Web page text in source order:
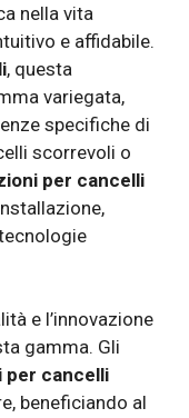
nella vita
e affidabile.
, questa
variegata,
specifiche di
scorrevoli o
per cancelli
e l’innovazione
gamma. Gli
per cancelli
beneficiando al